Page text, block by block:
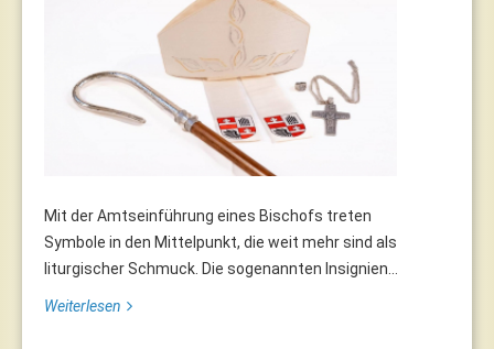
Mit der Amtseinführung eines Bischofs treten
Symbole in den Mittelpunkt, die weit mehr sind als
liturgischer Schmuck. Die sogenannten Insignien...
Weiterlesen